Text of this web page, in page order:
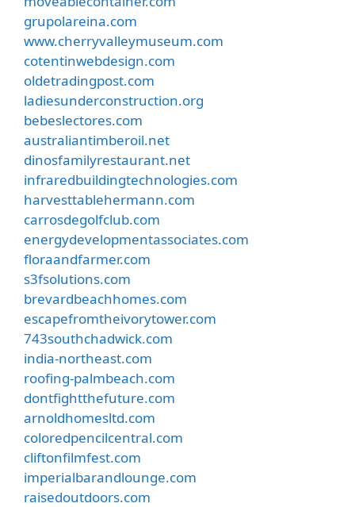
grupolareina.com
www.cherryvalleymuseum.com
cotentinwebdesign.com
oldetradingpost.com
ladiesunderconstruction.org
bebeslectores.com
australiantimberoil.net
dinosfamilyrestaurant.net
infraredbuildingtechnologies.com
harvesttablehermann.com
carrosdegolfclub.com
energydevelopmentassociates.com
floraandfarmer.com
s3fsolutions.com
brevardbeachhomes.com
escapefromtheivorytower.com
743southchadwick.com
india-northeast.com
roofing-palmbeach.com
dontfightthefuture.com
arnoldhomesltd.com
coloredpencilcentral.com
cliftonfilmfest.com
imperialbarandlounge.com
raisedoutdoors.com